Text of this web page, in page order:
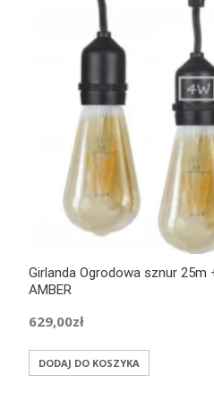
Girlanda Ogrodowa sznur 25m
AMBER
629,00zł
DODAJ DO KOSZYKA